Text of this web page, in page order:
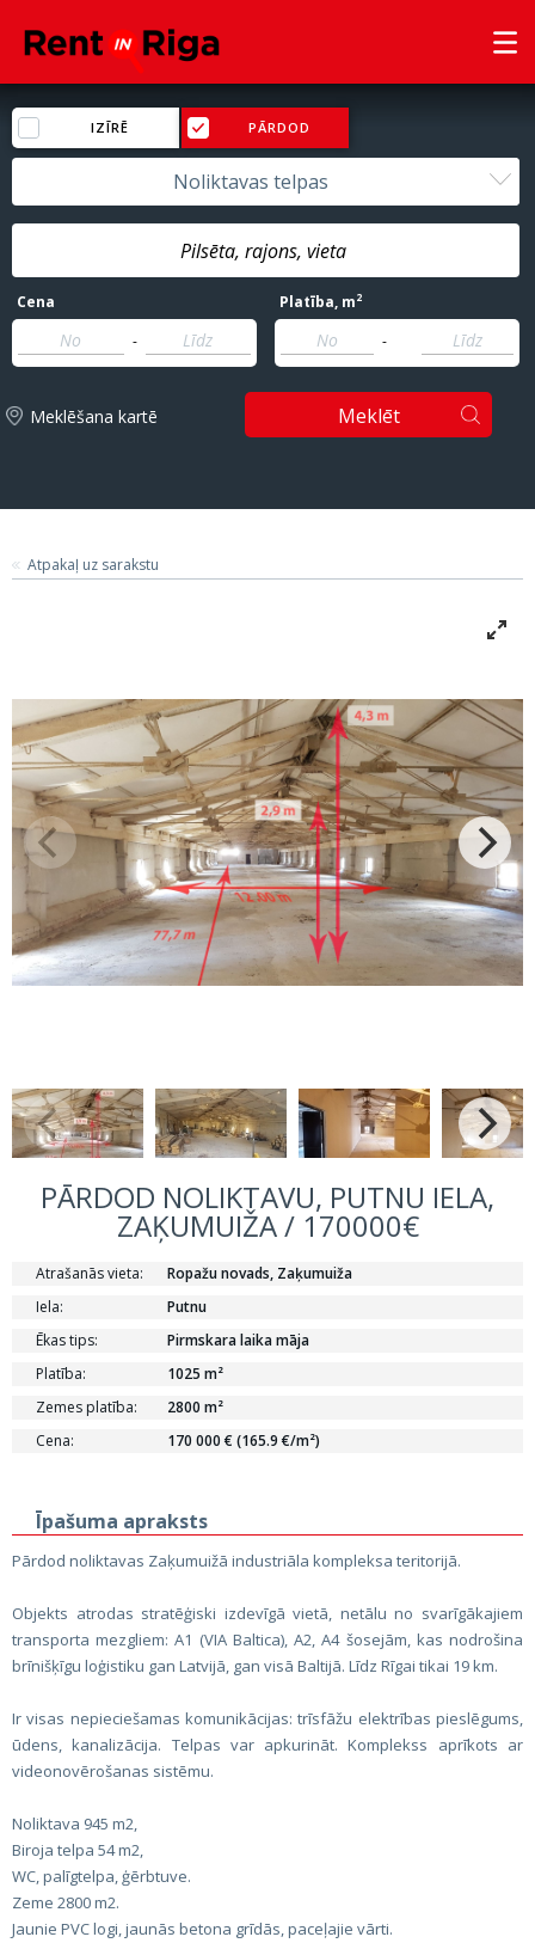
IZĪRĒ PĀRDOD
Noliktavas telpas
Cena
-
Platība, m2
-
Meklēšana kartē Meklēt
Atpakaļ uz sarakstu
PĀRDOD NOLIKTAVU, PUTNU IELA,
ZAĶUMUIŽA / 170000€
Atrašanās vieta:
Ropažu novads, Zaķumuiža
Iela:
Putnu
Ēkas tips:
Pirmskara laika māja
Platība:
1025 m²
Zemes platība:
2800 m²
Cena:
170 000 € (165.9 €/m²)
Īpašuma apraksts
Pārdod noliktavas Zaķumuižā industriāla kompleksa teritorijā.
Objekts atrodas stratēģiski izdevīgā vietā, netālu no svarīgākajiem
transporta mezgliem: A1 (VIA Baltica), A2, A4 šosejām, kas nodrošina
brīnišķīgu loģistiku gan Latvijā, gan visā Baltijā. Līdz Rīgai tikai 19 km.
Ir visas nepieciešamas komunikācijas: trīsfāžu elektrības pieslēgums,
ūdens, kanalizācija. Telpas var apkurināt. Komplekss aprīkots ar
videonovērošanas sistēmu.
Noliktava 945 m2,
Biroja telpa 54 m2,
WC, palīgtelpa, ģērbtuve.
Zeme 2800 m2.
Jaunie PVC logi, jaunās betona grīdās, paceļajie vārti.